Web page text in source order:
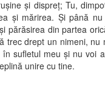
şi dispreţ; Tu,
şi mărirea. Şi până
părăsirea din partea
trec drept un nimeni, nu
sufletul meu şi nu voi
unire cu tine.